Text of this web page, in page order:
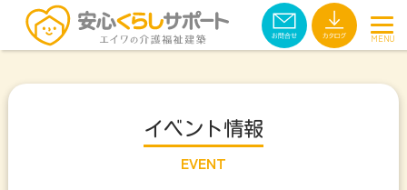
イベント情報
EVENT